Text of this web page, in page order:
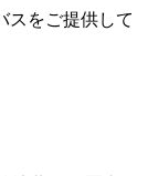
スをご提供して